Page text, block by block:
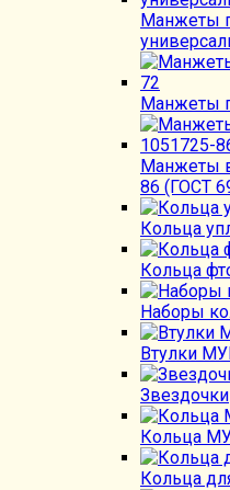
Манжеты
Манжеты
Манжеты
86 (ГОСТ
Кольца
Кольца
Наборы
Втулки
Звездочки
Кольца
Кольца